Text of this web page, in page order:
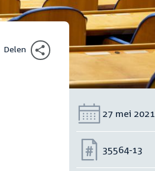
Delen
Datum:
27 mei 2021
Nummer:
35564-13